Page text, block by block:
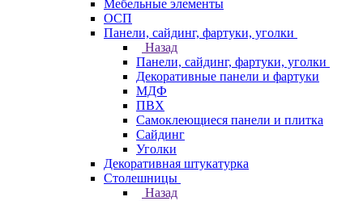
Мебельные элементы
ОСП
Панели, сайдинг, фартуки, уголки
Назад
Панели, сайдинг, фартуки, уголки
Декоративные панели и фартуки
МДФ
ПВХ
Самоклеющиеся панели и плитка
Сайдинг
Уголки
Декоративная штукатурка
Столешницы
Назад